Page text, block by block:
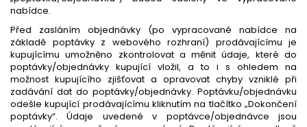
nabídce.
Před zasláním objednávky (po vypracované nabídce na
základě poptávky z webového rozhraní) prodávajícímu je
kupujícímu umožněno zkontrolovat a měnit údaje, které do
poptávky/objednávky kupující vložil, a to i s ohledem na
možnost kupujícího zjišťovat a opravovat chyby vzniklé při
zadávání dat do poptávky/objednávky. Poptávku/objednávku
odešle kupující prodávajícímu kliknutím na tlačítko „Dokončení
poptávky“. Údaje uvedené v poptávce/objednávce jsou